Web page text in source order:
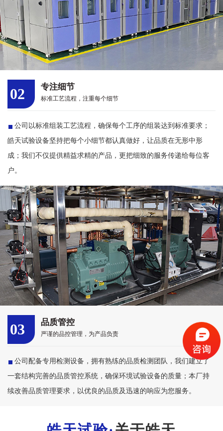
02 专注细节
标准工艺流程，注重每个细节
公司以标准组装工艺流程，确保每个工序的组装达到标准要求；
皓天试验设备坚持把每个小细节都认真做好，让品质在无形中形
成；我们不仅提供精益求精的产品，更把细致的服务传递给每位客
户。
03 品质管控
严谨的品控管理，为产品负责
公司配备专用检测设备，拥有熟练的品质检测团队，我们建立了
一套结构完善的品质管控系统，确保环境试验设备的质量；本厂持
续改善品质管理要求，以优良的品质及迅速的响应为您服务。